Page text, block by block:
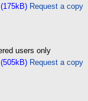
Request a copy
users only
Request a copy